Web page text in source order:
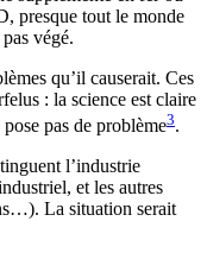
presque tout le monde
végé.
qu’il causerait. Ces
: la science est claire
pas de problème3.
l’industrie
et les autres
La situation serait